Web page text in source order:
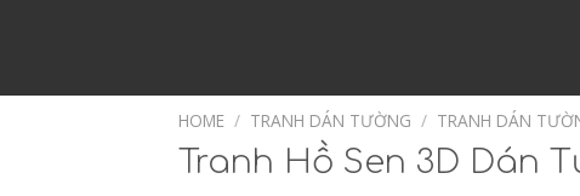
HOME / TRANH DÁN TƯỜNG / TRANH DÁN
Tranh Hồ Sen 3D Dán